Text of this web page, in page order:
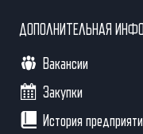
ДОПОЛНИТЕЛЬНАЯ
Вакансии
Закупки
История